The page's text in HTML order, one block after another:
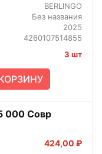
BERLINGO
Без названия
2025
4260107514855
3 шт
000 Совр
424,00 ₽